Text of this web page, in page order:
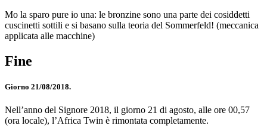
Mo la sparo pure io una: le bronzine sono una parte dei cosiddetti
cuscinetti sottili e si basano sulla teoria del Sommerfeld! (meccanica
applicata alle macchine)
Fine
Giorno 21/08/2018.
Nell’anno del Signore 2018, il giorno 21 di agosto, alle ore 00,57
(ora locale), l’Africa Twin è rimontata completamente.